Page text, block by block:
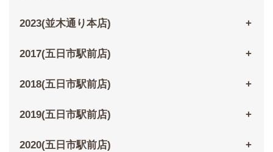
2023(並木通り本店)
2017(五日市駅前店)
2018(五日市駅前店)
2019(五日市駅前店)
2020(五日市駅前店)